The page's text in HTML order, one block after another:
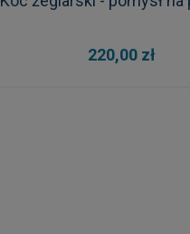
220,00 zł